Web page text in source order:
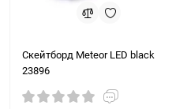
Скейтборд Meteor LED black
23896